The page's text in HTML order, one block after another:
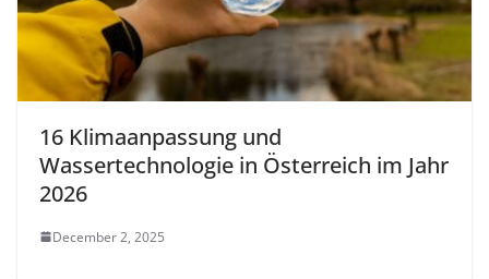
16 Klimaanpassung und
Wassertechnologie in Österreich im Jahr
2026
December 2, 2025